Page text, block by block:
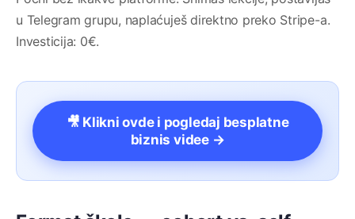
u Telegram grupu, naplaćuješ direktno preko Stripe-a.
Investicija: 0€.
🎥 Klikni ovde i pogledaj besplatne
biznis videe →